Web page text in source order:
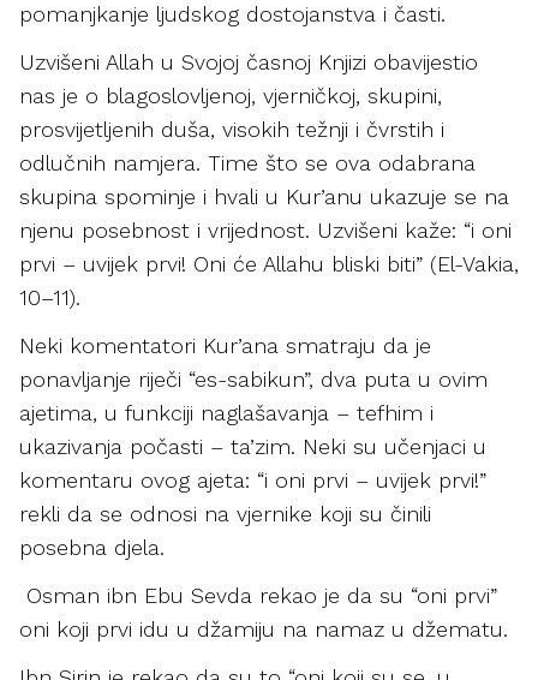
pomanjkanje ljudskog dostojanstva i časti.
Uzvišeni Allah u Svojoj časnoj Knjizi obavijestio
nas je o blagoslovljenoj, vjerničkoj, skupini,
prosvijetljenih duša, visokih težnji i čvrstih i
odlučnih namjera. Time što se ova odabrana
skupina spominje i hvali u Kur’anu ukazuje se na
njenu posebnost i vrijednost. Uzvišeni kaže: “i oni
prvi – uvijek prvi! Oni će Allahu bliski biti” (El-Vakia,
10–11).
Neki komentatori Kur’ana smatraju da je
ponavljanje riječi “es-sabikun”, dva puta u ovim
ajetima, u funkciji naglašavanja – tefhim i
ukazivanja počasti – ta’zim. Neki su učenjaci u
komentaru ovog ajeta: “i oni prvi – uvijek prvi!”
rekli da se odnosi na vjernike koji su činili
posebna djela.
Osman ibn Ebu Sevda rekao je da su “oni prvi”
oni koji prvi idu u džamiju na namaz u džematu.